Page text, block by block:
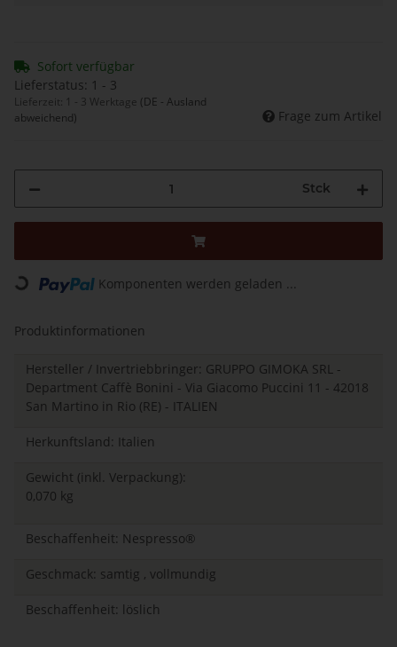
Sofort verfügbar
Lieferstatus: 1 - 3
Lieferzeit: 1 - 3 Werktage (DE - Ausland
abweichend)
Frage zum Artikel
Stck
Loading... Komponenten werden geladen ...
Produktinformationen
Hersteller / Invertriebbringer: GRUPPO GIMOKA SRL -
Department Caffè Bonini - Via Giacomo Puccini 11 - 42018
San Martino in Rio (RE) - ITALIEN
Herkunftsland: Italien
Gewicht (inkl. Verpackung):
0,070 kg
Beschaffenheit: Nespresso®
Geschmack: samtig , vollmundig
Beschaffenheit: löslich